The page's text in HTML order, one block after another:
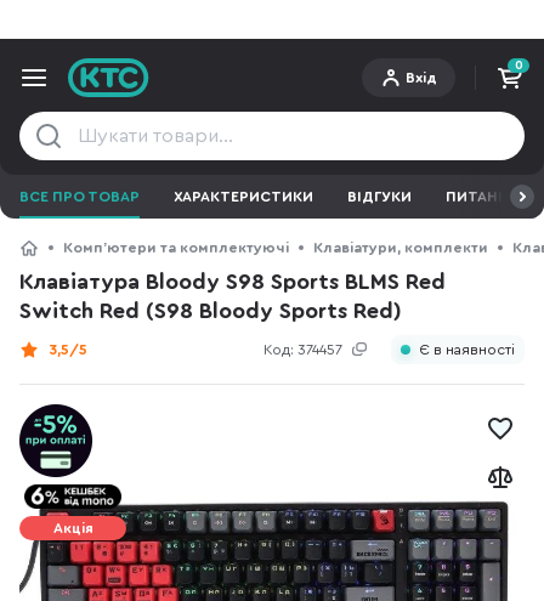
Вхід
0
ВСЕ ПРО ТОВАР ХАРАКТЕРИСТИКИ ВІДГУКИ ПИТАННЯ ТА
Компʼютери та комплектуючі Клавіатури, комплекти
Клавіатура Bloody S98 Sports BLMS Red
Switch Red (S98 Bloody Sports Red)
Код: 374457
3,5/5 Є в наявності
Акція